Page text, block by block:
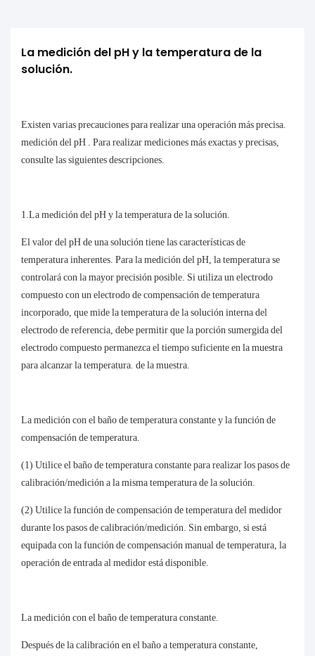
La medición del pH y la temperatura de la
solución.
Existen varias precauciones para realizar una operación más precisa.
medición del pH . Para realizar mediciones más exactas y precisas,
consulte las siguientes descripciones.
1.La medición del pH y la temperatura de la solución.
El valor del pH de una solución tiene las características de
temperatura inherentes. Para la medición del pH, la temperatura se
controlará con la mayor precisión posible. Si utiliza un electrodo
compuesto con un electrodo de compensación de temperatura
incorporado, que mide la temperatura de la solución interna del
electrodo de referencia, debe permitir que la porción sumergida del
electrodo compuesto permanezca el tiempo suficiente en la muestra
para alcanzar la temperatura. de la muestra.
La medición con el baño de temperatura constante y la función de
compensación de temperatura.
(1) Utilice el baño de temperatura constante para realizar los pasos de
calibración/medición a la misma temperatura de la solución.
(2) Utilice la función de compensación de temperatura del medidor
durante los pasos de calibración/medición. Sin embargo, si está
equipada con la función de compensación manual de temperatura, la
operación de entrada al medidor está disponible.
La medición con el baño de temperatura constante.
Después de la calibración en el baño a temperatura constante,